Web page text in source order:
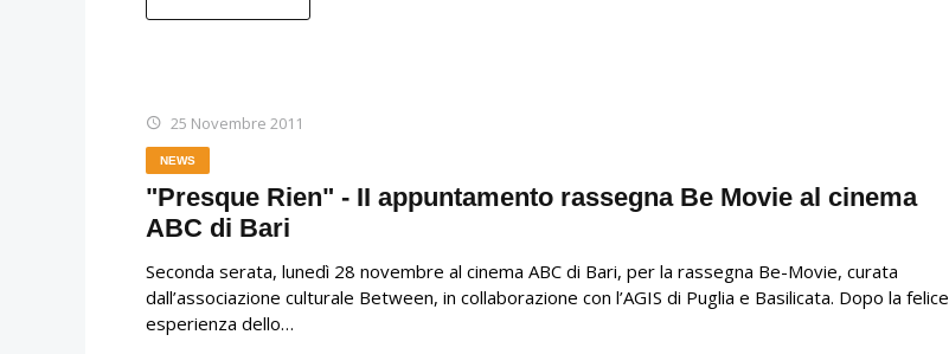
25 Novembre 2011
NEWS
"Presque Rien" - II appuntamento rassegna Be Movie al cinema
ABC di Bari
Seconda serata, lunedì 28 novembre al cinema ABC di Bari, per la rassegna Be-Movie, curata
dall’associazione culturale Between, in collaborazione con l’AGIS di Puglia e Basilicata. Dopo la felice
esperienza dello…